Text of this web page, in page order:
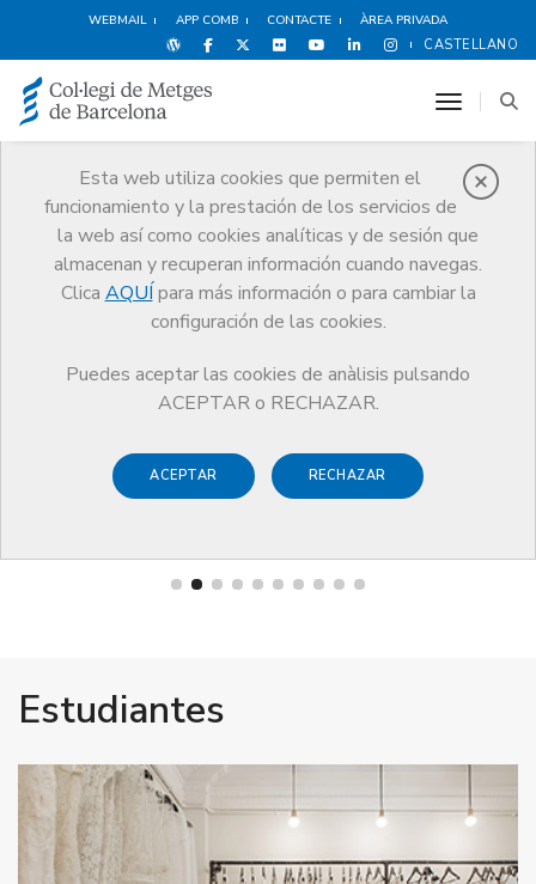
WEBMAIL APP COMB CONTACTE ÀREA PRIVADA
CASTELLANO
Esta web utiliza cookies que permiten el
funcionamiento y la prestación de los servicios de
la web así como cookies analíticas y de sesión que
almacenan y recuperan información cuando navegas.
Clica AQUÍ para más información o para cambiar la
configuración de las cookies.
Puedes aceptar las cookies de anàlisis pulsando
ACEPTAR o RECHAZAR.
ACEPTAR RECHAZAR
toggle
Avantatges i
descomptes
Serveis Altres serveis Avantatges i descomptes Estudiantes
Compras Ocio y Cultura Espectáculos
Estudiantes